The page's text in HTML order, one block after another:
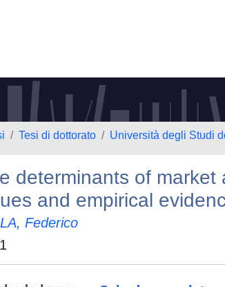
Tesi di dottorato Università degli Studi
determinants of
and empirical
Federico